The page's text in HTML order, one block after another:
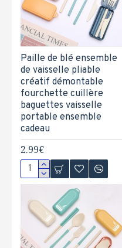
Paille de blé ensemble
de vaisselle pliable
créatif démontable
fourchette cuillère
baguettes vaisselle
portable ensemble
cadeau
2.99€